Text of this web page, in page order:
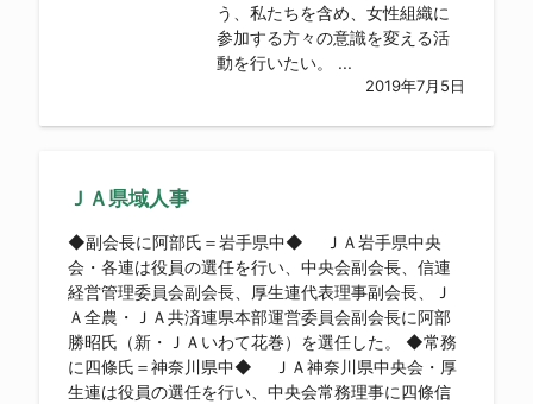
う、私たちを含め、女性組織に
参加する方々の意識を変える活
動を行いたい。 ...
2019年7月5日
ＪＡ県域人事
◆副会長に阿部氏＝岩手県中◆ ＪＡ岩手県中央
会・各連は役員の選任を行い、中央会副会長、信連
経営管理委員会副会長、厚生連代表理事副会長、Ｊ
Ａ全農・ＪＡ共済連県本部運営委員会副会長に阿部
勝昭氏（新・ＪＡいわて花巻）を選任した。 ◆常務
に四條氏＝神奈川県中◆ ＪＡ神奈川県中央会・厚
生連は役員の選任を行い、中央会常務理事に四條信